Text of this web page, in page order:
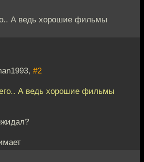
А ведь хорошие фильмы
#2
А ведь хорошие фильмы